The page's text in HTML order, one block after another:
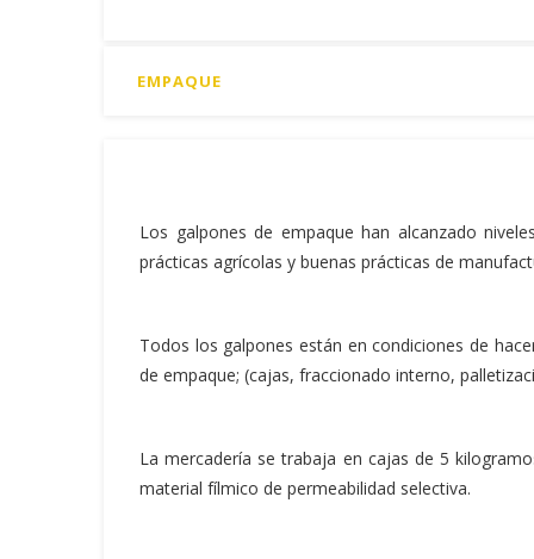
EMPAQUE
Los galpones de empaque han alcanzado
prácticas agrícolas y buenas prácticas de
Todos los galpones están en condiciones de
de empaque; (cajas, fraccionado interno,
La mercadería se trabaja en cajas de 5
material fílmico de permeabilidad selectiva.